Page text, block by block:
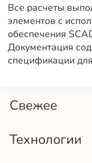
Свежее
Технологии
Все расчеты
элементов с
обеспечения
Документация
спецификации